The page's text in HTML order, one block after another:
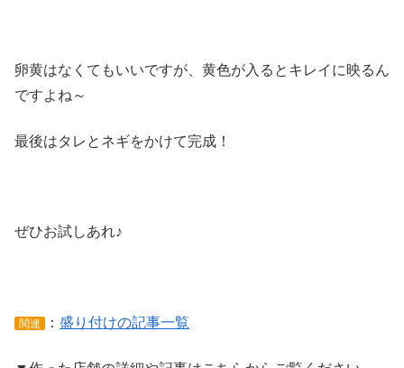
卵黄はなくてもいいですが、黄色が入るとキレイに映るん
ですよね～
最後はタレとネギをかけて完成！
ぜひお試しあれ♪
関連 ： 盛り付けの記事一覧